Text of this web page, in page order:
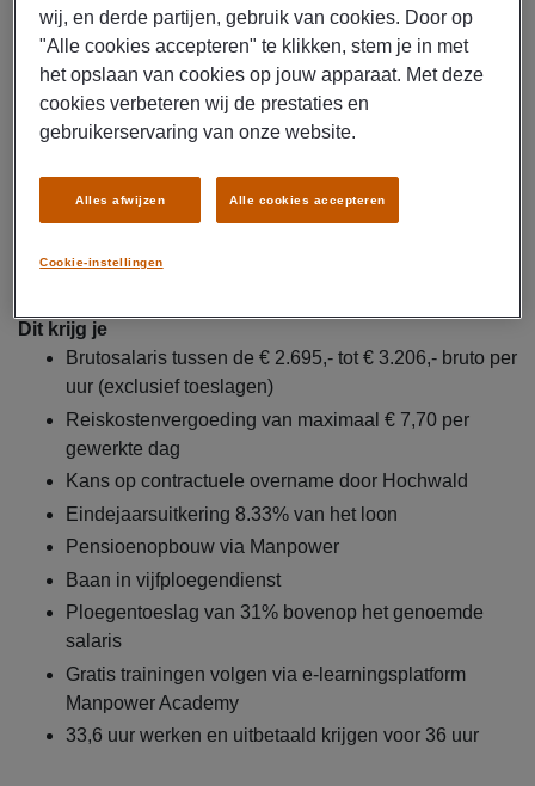
Uitzendbureau Manpower zoekt per direct meerdere
logistiek medewerkers heftruck (vijfploegendienst)
voor Hochwald in Bolsward.
Als logistiek medewerker heftruck zorg je ervoor dat alles
breng je de afgewerkte producten naar het magazijn.
Dit krijg je
Brutosalaris tussen de € 2.695,- tot € 3.206,- bruto per
uur (exclusief toeslagen)
Reiskostenvergoeding van maximaal € 7,70 per
gewerkte dag
Kans op contractuele overname door Hochwald
Eindejaarsuitkering 8.33% van het loon
Pensioenopbouw via Manpower
Baan in vijfploegendienst
Ploegentoeslag van 31% bovenop het genoemde
salaris
Gratis trainingen volgen via e-learningsplatform
Manpower Academy
33,6 uur werken en uitbetaald krijgen voor 36 uur
wij, en derde partijen, gebruik van cookies. Door op
"Alle cookies accepteren" te klikken, stem je in met
het opslaan van cookies op jouw apparaat. Met deze
cookies verbeteren wij de prestaties en
gebruikerservaring van onze website.
Cookie-instellingen
Alles afwijzen Alle cookies accepteren